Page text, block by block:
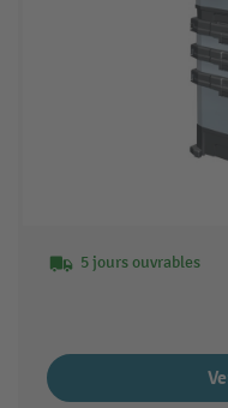
5 jours ouvrables